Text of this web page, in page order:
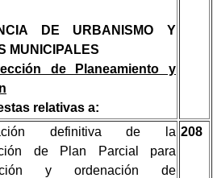
DE URBANISMO Y
MUNICIPALES
de Planeamiento y
relativas a:
definitiva de la
de Plan Parcial para
y ordenación de
208